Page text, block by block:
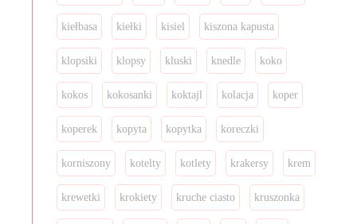
kiełbasa kiełki kisiel kiszona kapusta
klopsiki klopsy kluski knedle koko
kokos kokosanki koktajl kolacja koper
koperek kopyta kopytka koreczki
korniszony kotelty kotlety krakersy krem
krewetki krokiety kruche ciasto kruszonka